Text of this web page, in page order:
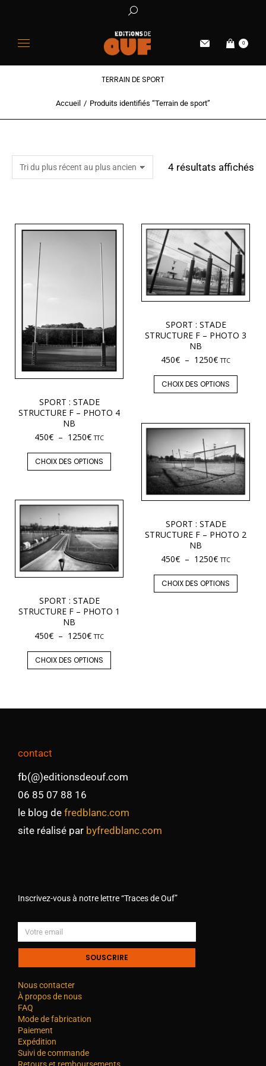
0
TERRAIN DE SPORT
Vous êtes ici :
Accueil Produits identifiés “Terrain de sport”
4 résultats affichés
SPORT : STADE
STRUCTURE F – PHOTO 4
NB
450€ – 1250€ TTC
CHOIX DES OPTIONS
SPORT : STADE
STRUCTURE F – PHOTO 3
NB
450€ – 1250€ TTC
CHOIX DES OPTIONS
SPORT : STADE
STRUCTURE F – PHOTO 2
NB
450€ – 1250€ TTC
CHOIX DES OPTIONS
SPORT : STADE
STRUCTURE F – PHOTO 1
NB
450€ – 1250€ TTC
CHOIX DES OPTIONS
contact
fb(@)editionsdeouf.com
06 85 07 88 16
le blog de fredblanc.com
site réalisé par byfredblanc.com
Inscrivez-vous à notre lettre “Traces de Ouf”
SOUSCRIRE
Nous contacter
À propos de nous
FAQ
Mode de fabrication
Paiement
Expédition
Suivi de commande